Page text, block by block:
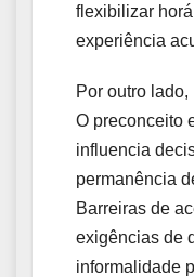
flexibilizar
experiência
Por outro
O preconceito
influencia
permanência
Barreiras de
exigências de
informalidade